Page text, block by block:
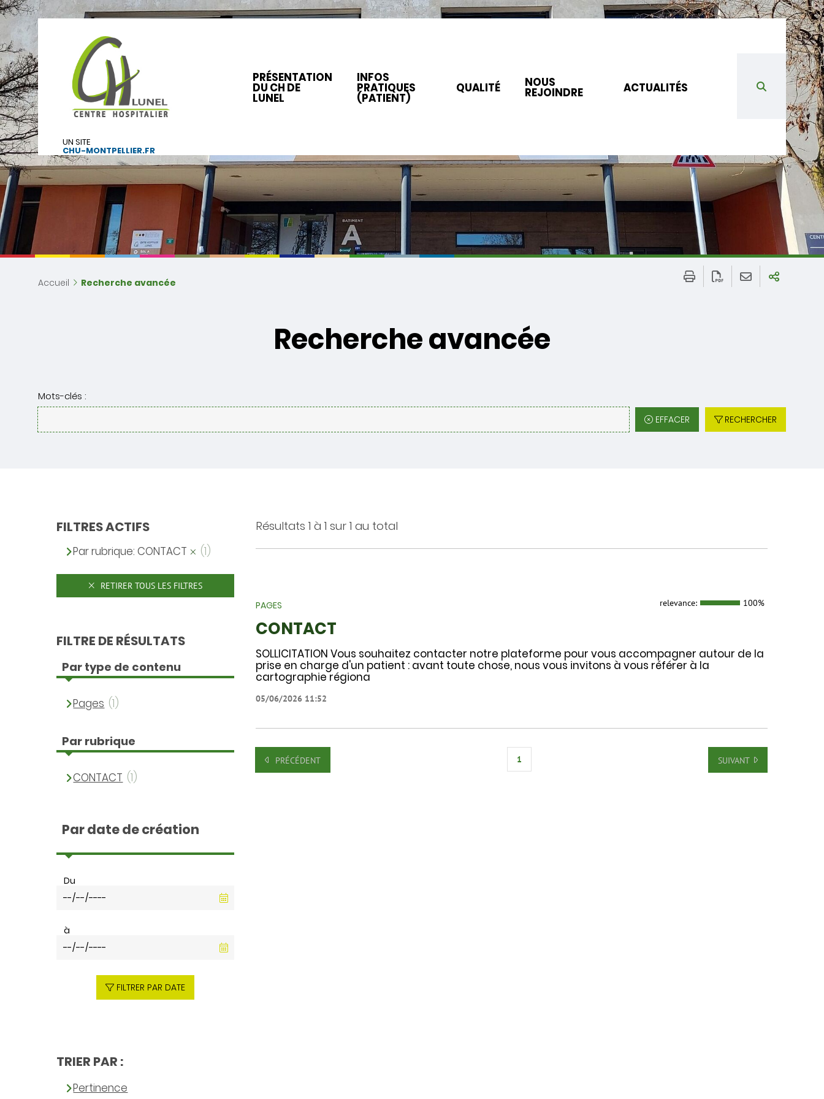
UN SITE
CHU-MONTPELLIER.FR
PRÉSENTATION
DU CH DE
LUNEL
INFOS
PRATIQUES
(PATIENT)
QUALITÉ NOUS
REJOINDRE ACTUALITÉS
Accueil Recherche avancée
Recherche avancée
Mots-clés :
EFFACER RECHERCHER
Résultats 1 à 1 sur 1 au total
PAGES relevance: 100%
CONTACT
SOLLICITATION Vous souhaitez contacter notre plateforme pour vous accompagner autour de la
prise en charge d'un patient : avant toute chose, nous vous invitons à vous référer à la
cartographie régiona
05/06/2026 11:52
PRÉCÉDENT 1 SUIVANT
FILTRES ACTIFS
Par rubrique: CONTACT (1)
RETIRER TOUS LES FILTRES
FILTRE DE RÉSULTATS
Par type de contenu
Pages (1)
Par rubrique
CONTACT (1)
Par date de création
Du
à
FILTRER PAR DATE
TRIER PAR :
Pertinence